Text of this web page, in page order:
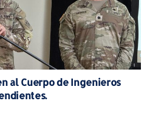
al Cuerpo de Ingenieros